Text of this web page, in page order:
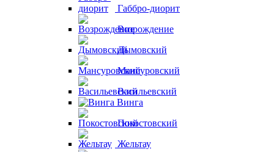
Габбро-диорит
Возрождение
Дымовский
Мансуровский
Васильевский
Винга
Покостовский
Жельтау